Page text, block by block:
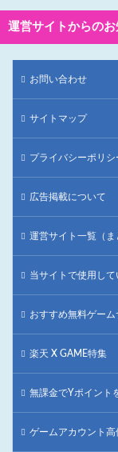
運営サイトからの
お問い合わせ
サイトマップ
プライバシーポリシ
広告掲載について
運営サイト一覧（ま
当サイトで使用し
おすすめ無料ゲーム
楽天 X GAME特集
無課金でYポイント
ゲームアカウント高